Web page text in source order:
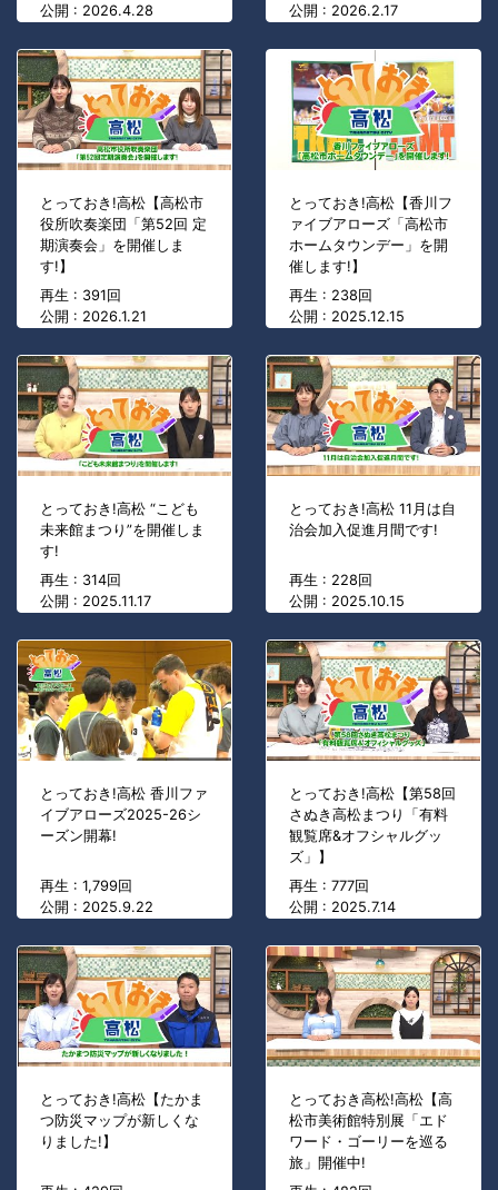
公開 : 2026.4.28
公開 : 2026.2.17
とっておき!高松【高松市
役所吹奏楽団「第52回 定
期演奏会」を開催しま
す!】
再生 : 391回
公開 : 2026.1.21
とっておき!高松【香川フ
ァイブアローズ「高松市
ホームタウンデー」を開
催します!】
再生 : 238回
公開 : 2025.12.15
とっておき!高松 “こども
未来館まつり”を開催しま
す!
再生 : 314回
公開 : 2025.11.17
とっておき!高松 11月は自
治会加入促進月間です!
再生 : 228回
公開 : 2025.10.15
とっておき!高松 香川ファ
イブアローズ2025-26シ
ーズン開幕!
再生 : 1,799回
公開 : 2025.9.22
とっておき!高松【第58回
さぬき高松まつり「有料
観覧席&オフシャルグッ
ズ」】
再生 : 777回
公開 : 2025.7.14
とっておき!高松【たかま
つ防災マップが新しくな
りました!】
とっておき高松!高松【高
松市美術館特別展「エド
ワード・ゴーリーを巡る
旅」開催中!